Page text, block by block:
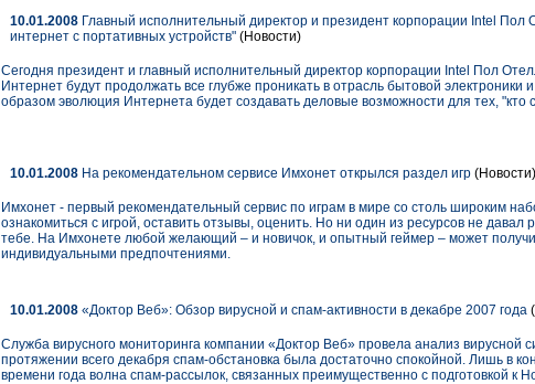
10.01.2008 Главный исполнительный директор и президент корпорации Intel Пол
интернет с портативных устройств" (Новости)
Сегодня президент и главный исполнительный директор корпорации Intel Пол
Интернет будут продолжать все глубже проникать в отрасль бытовой
образом эволюция Интернета будет создавать деловые возможности для тех, "кто
10.01.2008 На рекомендательном сервисе Имхонет открылся раздел игр (Новости)
Имхонет - первый рекомендательный сервис по играм в мире со столь широким
ознакомиться с игрой, оставить отзывы, оценить. Но ни один из ресурсов не давал
тебе. На Имхонете любой желающий – и новичок, и опытный геймер – может
индивидуальными предпочтениями.
10.01.2008 «Доктор Веб»: Обзор вирусной и спам-активности в декабре 2007 года
Служба вирусного мониторинга компании «Доктор Веб» провела анализ вирусной
протяжении всего декабря спам-обстановка была достаточно спокойной. Лишь в
времени года волна спам-рассылок, связанных преимущественно с подготовкой к